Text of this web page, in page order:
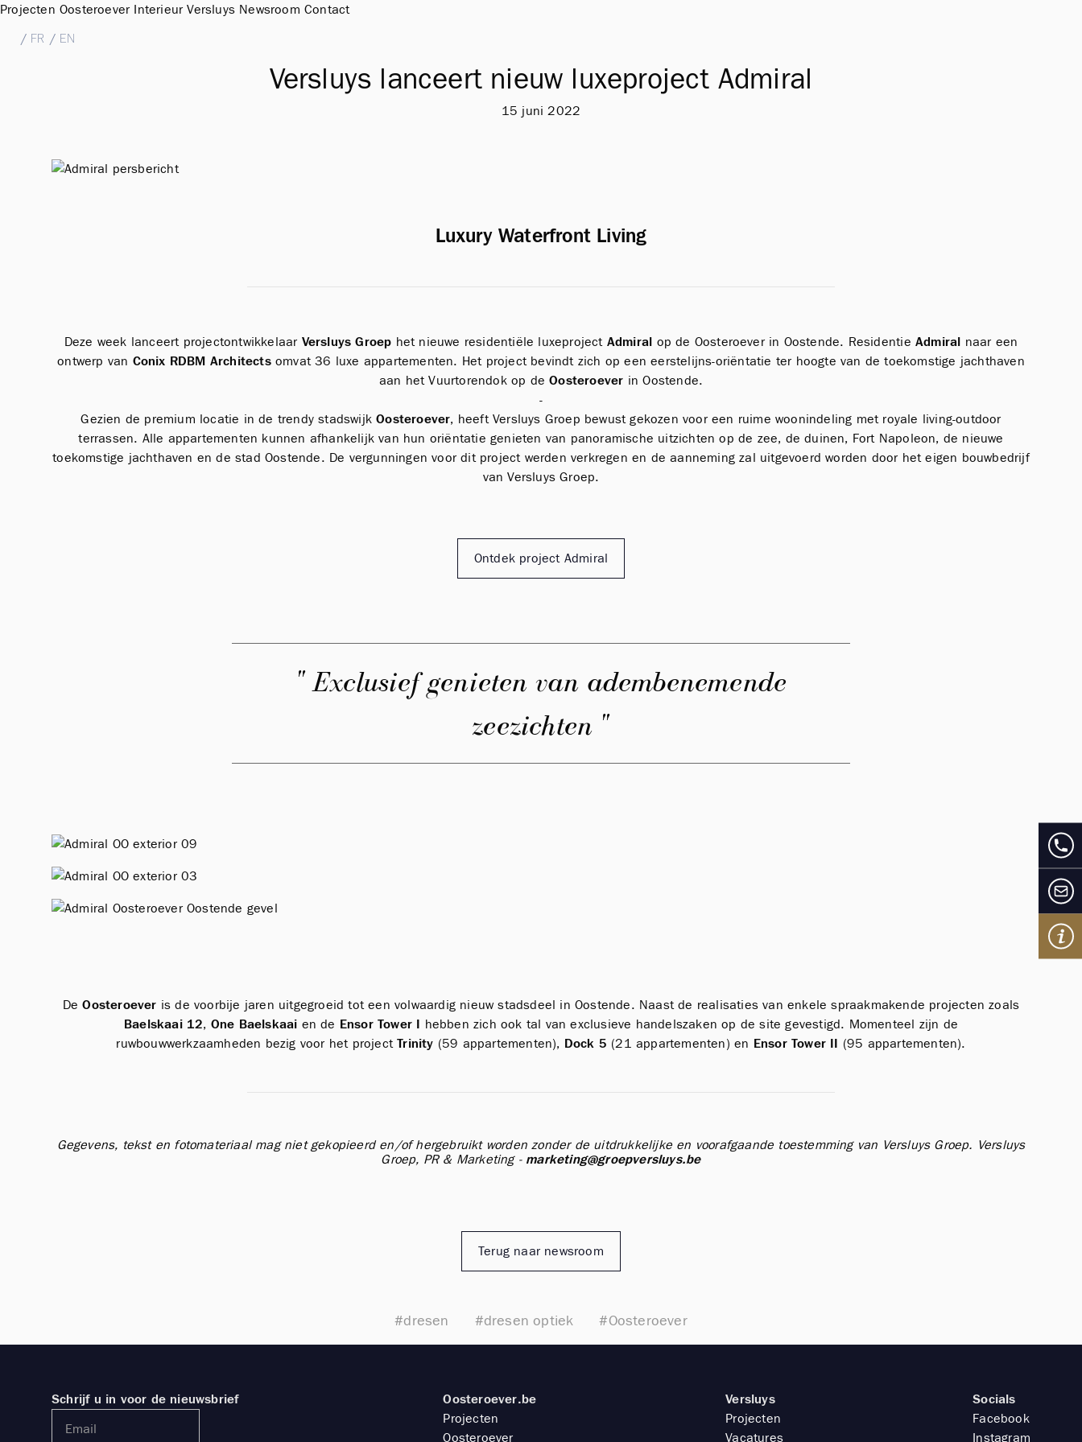
Projecten Oosteroever Interieur Versluys Newsroom Contact
/ FR / EN
Versluys lanceert nieuw luxeproject Admiral
15 juni 2022
Luxury Waterfront Living
Deze week lanceert projectontwikkelaar Versluys Groep het nieuwe residentiële luxeproject Admiral op de Oosteroever in Oostende. Residentie Admiral naar een
ontwerp van Conix RDBM Architectsomvat 36 luxe appartementen. Het project bevindt zich op een eerstelijns-oriëntatie ter hoogte van de toekomstige jachthaven
aan het Vuurtorendok op deOosteroever in Oostende.
-
Gezien de premium locatie in de trendy stadswijkOosteroever, heeft Versluys Groep bewust gekozen voor een ruime woonindeling met royale living-outdoor
terrassen. Alle appartementen kunnen afhankelijk van hun oriëntatie genieten van panoramische uitzichten op de zee, de duinen, Fort Napoleon, de nieuwe
toekomstige jachthaven en de stad Oostende. De vergunningen voor dit project werden verkregen en de aanneming zal uitgevoerd worden door het eigen bouwbedrijf
van Versluys Groep.
Ontdek project Admiral
" Exclusief genieten van adembenemende
zeezichten "
DeOosteroever is de voorbije jaren uitgegroeid tot een volwaardig nieuw stadsdeel in Oostende. Naast de realisaties van enkele spraakmakende projecten zoals
Baelskaai 12, One Baelskaai en de Ensor Tower I hebben zich ook tal van exclusieve handelszaken op de site gevestigd. Momenteel zijn de
ruwbouwwerkzaamheden bezig voor het projectTrinity (59 appartementen), Dock 5 (21 appartementen) en Ensor Tower II (95 appartementen).
Gegevens, tekst en fotomateriaal mag niet gekopieerd en/of hergebruikt worden zonder de uitdrukkelijke en voorafgaande toestemming van Versluys Groep. Versluys
Groep, PR & Marketing - marketing@groepversluys.be
Terug naar newsroom
#dresen #dresen optiek #Oosteroever
Schrijf u in voor de nieuwsbrief
Oosteroever.be
Projecten
Oosteroever
Versluys
Projecten
Vacatures
Socials
Facebook
Instagram